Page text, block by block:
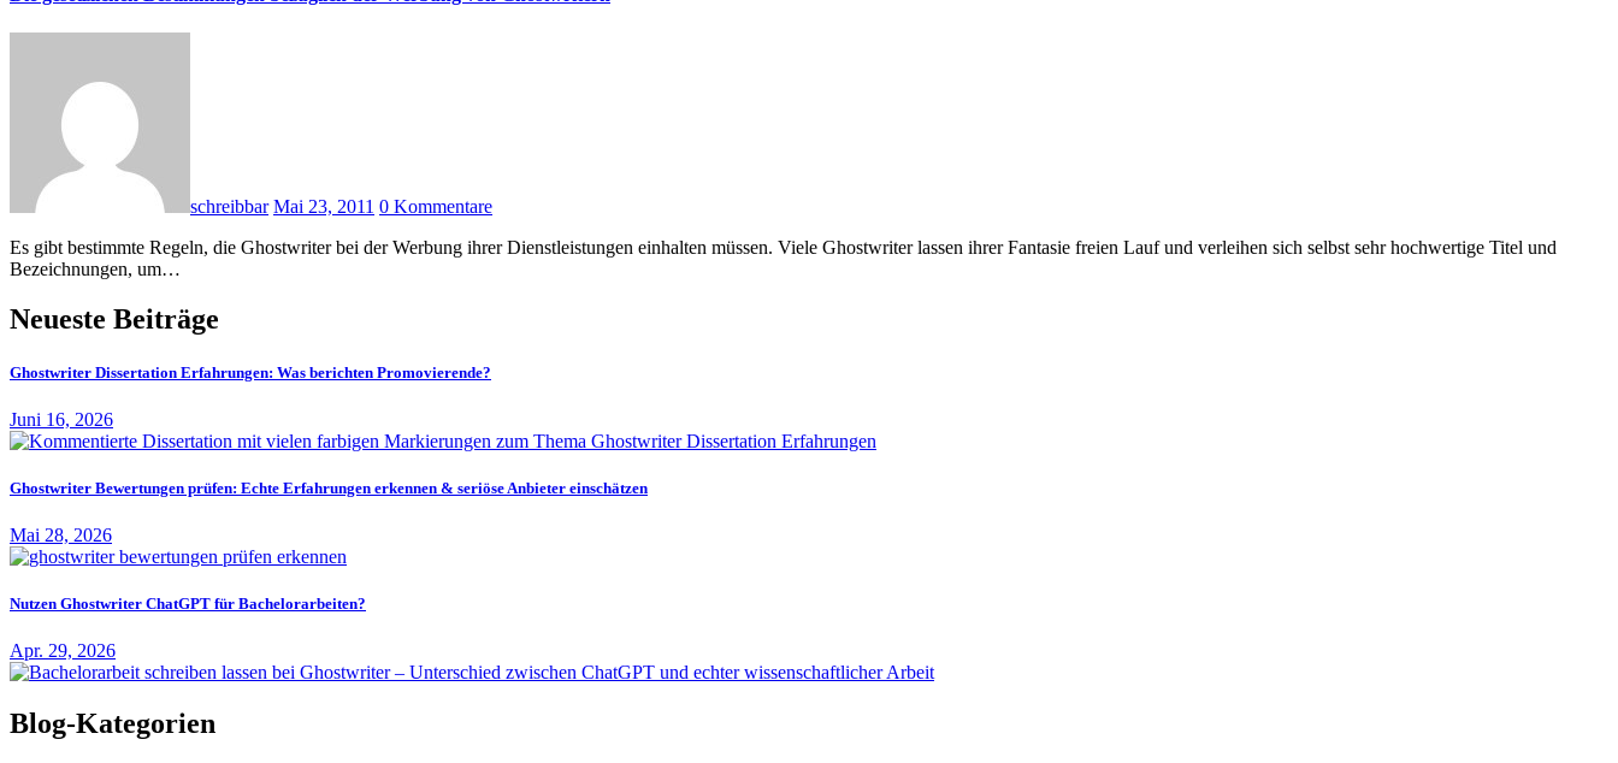
schreibbar Mai 23, 2011 0 Kommentare
Es gibt bestimmte Regeln, die Ghostwriter bei der Werbung ihrer Dienstleistungen einhalten müssen. Viele Ghostwriter lassen ihrer Fantasie freien Lauf und verleihen sich selbst sehr hochwertige Titel und
Bezeichnungen, um…
Neueste Beiträge
Ghostwriter Dissertation Erfahrungen: Was berichten Promovierende?
Juni 16, 2026
Ghostwriter Bewertungen prüfen: Echte Erfahrungen erkennen & seriöse Anbieter einschätzen
Mai 28, 2026
Nutzen Ghostwriter ChatGPT für Bachelorarbeiten?
Apr. 29, 2026
Blog-Kategorien